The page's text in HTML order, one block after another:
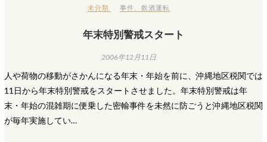
未分類 事件 、飲酒運転
年末特別警戒スタート
2006年12月11日
人や荷物の移動がさかんになる年末・年始を前に、沖縄地区税関では
11日から年末特別警戒をスタートさせました。年末特別警戒は年
末・年始の混雑期に便乗した密輸事件を未然に防ごうと沖縄地区税関
が毎年実施してい…